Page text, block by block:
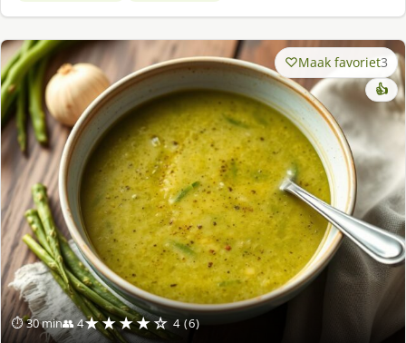
⏱ 30 min👥 4★★★★☆ 4 (6)
Maak favoriet3
👍